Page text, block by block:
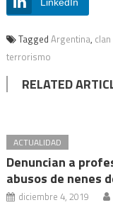
Tagged Argentina,
terrorismo
RELATED
ACTUALIDAD
Denuncian a
abusos de nenes
diciembre 4, 2019